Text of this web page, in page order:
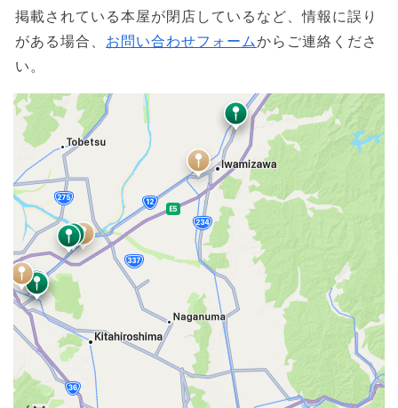
掲載されている本屋が閉店しているなど、情報に誤り
がある場合、 お問い合わせフォームからご連絡くださ
い。